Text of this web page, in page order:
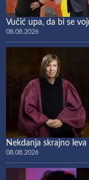
Vučić upa, da bi se
08.08.2026
Nekdanja skrajno
08.08.2026